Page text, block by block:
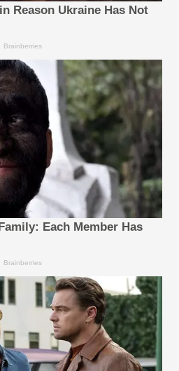
Reason Ukraine Has Not
Brainberries
Each Member Has
Brainberries